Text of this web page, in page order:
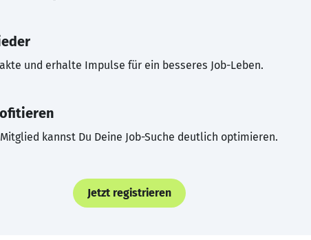
und erhalte Impulse für ein besseres Job-Leben.
kannst Du Deine Job-Suche deutlich optimieren.
Jetzt registrieren